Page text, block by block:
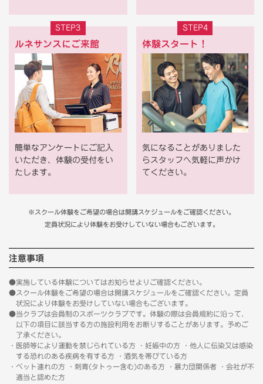
STEP3
ルネサンスにご来館
簡単なアンケートにご記入
いただき、体験の受付をい
たします。
STEP4
体験スタート！
気になることがありました
らスタッフへ気軽に声かけ
てください。
※スクール体験をご希望の場合は開講スケジュールをご確認ください。
定員状況により体験をお受けしていない場合もございます。
注意事項
●実施している体験についてはお知らせよりご確認ください。
●スクール体験をご希望の場合は開講スケジュールをご確認ください。定員
状況により体験をお受けしていない場合もございます。
●当クラブは会員制のスポーツクラブです。体験の際は会員規約に沿って、
以下の項目に該当する方の施設利用をお断りすることがあります。予めご
了承ください。
・医師等により運動を禁じられている方 ・妊娠中の方 ・他人に伝染又は感染
する恐れのある疾病を有する方 ・酒気を帯びている方
・ペット連れの方 ・刺青(タトゥー含む)のある方 ・暴力団関係者 ・会社が不
適当と認めた方